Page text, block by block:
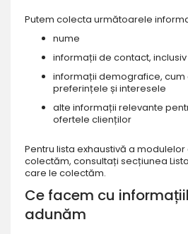
Putem colecta următoarele
nume
informații de contact,
informații demografice, cum
preferințele și interesele
alte informații relevante
ofertele clienților
Pentru lista exhaustivă a
colectăm, consultați secțiunea L
care le colectăm.
Ce facem cu
adunăm